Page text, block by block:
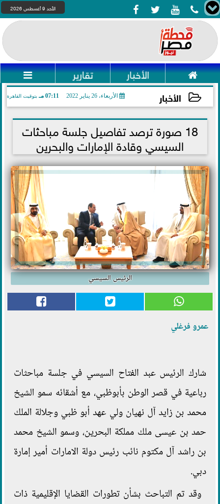
    الأحد 9 أغسطس 2026
 الأخبار تقارير 
الأخبار الأربعاء، 26 يناير 2022 07:11 مـ بتوقيت القاهرة
2022-01-26 19:11:59 18 صورة ترصد تفاصيل جلسة مباحثات
السيسي وقادة الإمارات والبحرين
الرئيس السيسي
عمرو فرغلي
شارك الرئيس عبد الفتاح السيسي في جلسة مباحثات
رباعية في قصر الوطن بأبوظبي، مع أشقائه سمو الشيخ
محمد بن زايد آل نهيان ولي عهد أبو ظبي وجلالة الملك
حمد بن عيسى ملك مملكة البحرين، وسمو الشيخ محمد
بن راشد آل مكتوم نائب رئيس دولة الامارات أمير إمارة
دبي.
وقد تم التباحث بشأن تطورات القضايا الإقليمية ذات